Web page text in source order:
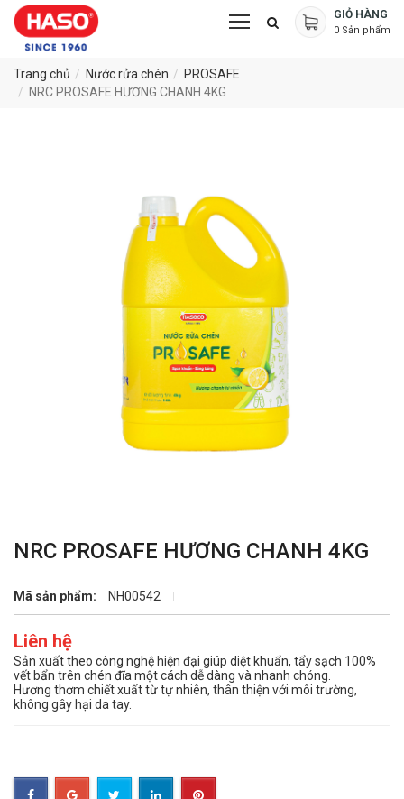
GIỎ HÀNG
0 Sản phẩm
Trang chủ Nước rửa chén
PROSAFE
NRC PROSAFE HƯƠNG CHANH 4KG
NRC PROSAFE HƯƠNG CHANH 4KG
Mã sản phẩm: NH00542
Liên hệ
Sản xuất theo công nghệ hiện đại giúp diệt khuẩn, tẩy sạch 100%
vết bẩn trên chén đĩa một cách dễ dàng và nhanh chóng.
Hương thơm chiết xuất từ tự nhiên, thân thiện với môi trường,
không gây hại da tay.